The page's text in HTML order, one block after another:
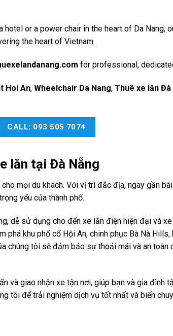
hotel or a power chair in the heart of Da Nang,
the heart of Vietnam.
for professional,
Hoi An, Wheelchair Da Nang, Thuê xe lăn Đà
CALL: 093 505 7074
lăn tại Đà Nẵng
mọi du khách. Với vị trí đắc địa, ngay gần
yếu của thành phố.
dễ sử dụng cho đến xe lăn điện hiện đại và
phá khu phố cổ Hội An, chinh phục Bà Nà
chúng tôi sẽ đảm bảo sự thoải mái và an toàn
và giao nhận xe tận nơi, giúp bạn và gia đình
tôi để trải nghiệm dịch vụ tốt nhất và biến